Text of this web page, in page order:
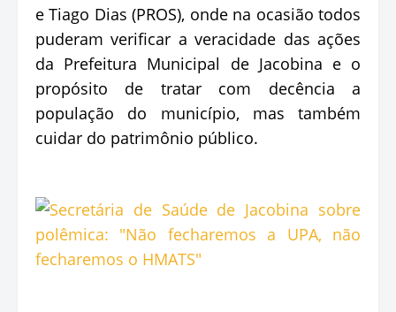
e Tiago Dias (PROS), onde na ocasião todos
puderam verificar a veracidade das ações
da Prefeitura Municipal de Jacobina e o
propósito de tratar com decência a
população do município, mas também
cuidar do patrimônio público.